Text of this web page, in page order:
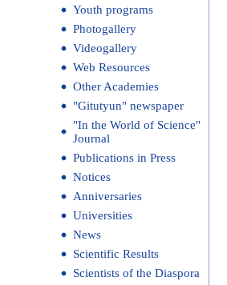
Youth programs
Photogallery
Videogallery
Web Resources
Other Academies
"Gitutyun" newspaper
"In the World of Science"
Journal
Publications in Press
Notices
Anniversaries
Universities
News
Scientific Results
Scientists of the Diaspora